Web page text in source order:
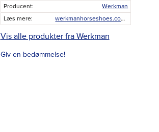
Producent
Werkman
Læs mere
werkmanhorseshoes.com/en/horseshoes/werkman-ortho-kit1#werkman-ortho-kit1
Vis alle produkter fra Werkman
Giv en bedømmelse!